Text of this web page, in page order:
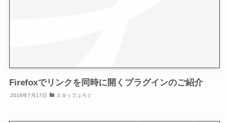
Firefoxでリンクを同時に開くプラグインのご紹介
2018年7月17日 スタッフぶろぐ